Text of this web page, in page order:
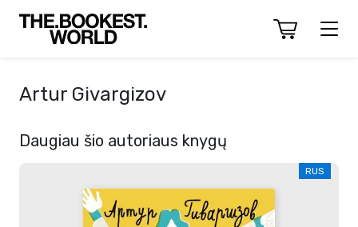
Artur Givargizov
Daugiau šio autoriaus knygų
RUS